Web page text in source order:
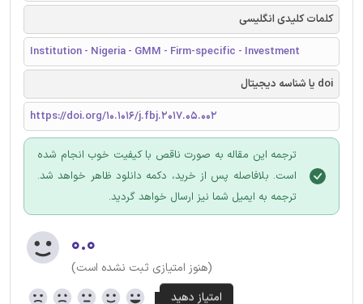
کلمات کلیدی انگلیسی
Institution - Nigeria - GMM - Firm-specific - Investment
doi یا شناسه دیجیتال
https://doi.org/10.1016/j.fbj.2017.05.002
ترجمه این مقاله به صورت ناقص با کیفیت خوب انجام شده
است. بلافاصله پس از خرید، دکمه دانلود ظاهر خواهد شد.
ترجمه به ایمیل شما نیز ارسال خواهد گردید.
۰.۰
(هنوز امتیازی ثبت نشده است)